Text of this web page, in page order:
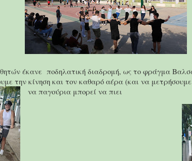
έκανε ποδηλατική διαδρομή, ως το φράγμα
την κίνηση και τον καθαρό αέρα (και να
να παγούρια μπορεί να πιει